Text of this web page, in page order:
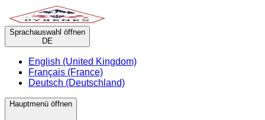
Sprachauswahl öffnen
DE
English (United Kingdom)
Français (France)
Deutsch (Deutschland)
Hauptmenü öffnen